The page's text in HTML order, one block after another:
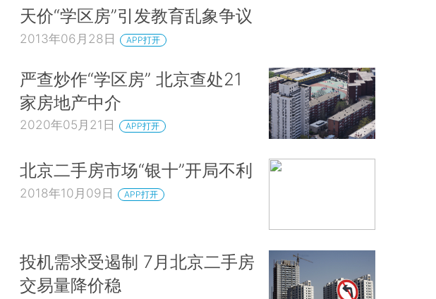
天价“学区房”引发教育乱象争议
2013年06月28日 APP打开
严查炒作“学区房” 北京查处21
家房地产中介
2020年05月21日 APP打开
北京二手房市场“银十”开局不利
2018年10月09日 APP打开
投机需求受遏制 7月北京二手房
交易量降价稳